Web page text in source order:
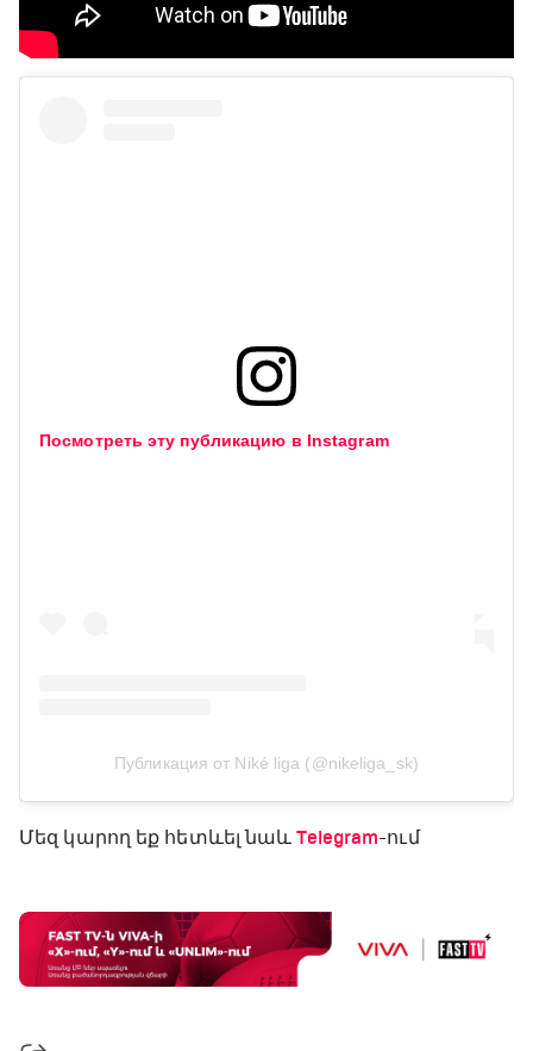
Посмотреть эту публикацию в Instagram
Публикация от Niké liga (@nikeliga_sk)
Մեզ կարող եք հետևել նաև Telegram-ում